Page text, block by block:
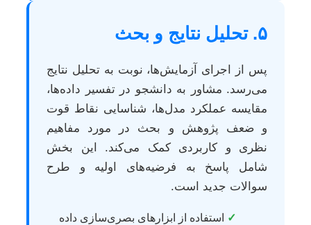
۵. تحلیل نتایج و بحث
پس از اجرای آزمایش‌ها، نوبت به تحلیل نتایج
می‌رسد. مشاور به دانشجو در تفسیر داده‌ها،
مقایسه عملکرد مدل‌ها، شناسایی نقاط قوت
و ضعف پژوهش و بحث در مورد مفاهیم
نظری و کاربردی کمک می‌کند. این بخش
شامل پاسخ به فرضیه‌های اولیه و طرح
سوالات جدید است.
✓ استفاده از ابزارهای بصری‌سازی داده